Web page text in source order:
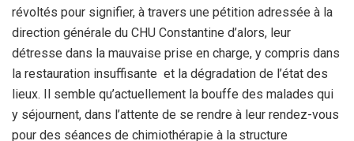
révoltés pour signifier, à travers une pétition adressée à la
direction générale du CHU Constantine d’alors, leur
détresse dans la mauvaise prise en charge, y compris dans
la restauration insuffisante et la dégradation de l’état des
lieux. Il semble qu’actuellement la bouffe des malades qui
y séjournent, dans l’attente de se rendre à leur rendez-vous
pour des séances de chimiothérapie à la structure